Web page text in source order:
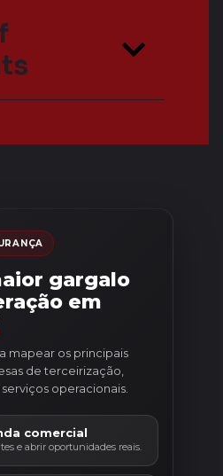
gargalo
em
mapear os principais
de terceirização,
operacionais.
comercial
e abrir oportunidades reais.